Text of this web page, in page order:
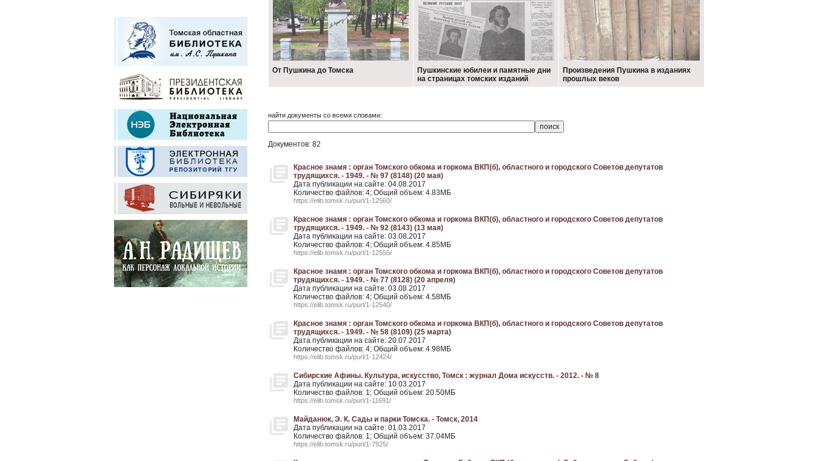
От Пушкина до Томска
Пушкинские юбилеи и памятные дни
на страницах томских изданий
Произведения Пушкина в изданиях
прошлых веков
найти документы со всеми словами:
Документов: 82
Красное знамя : орган Томского обкома и горкома ВКП(б), областного и городского Советов депутатов
трудящихся. - 1949. - № 97 (8148) (20 мая)
Дата публикации на сайте: 04.08.2017
Количество файлов: 4; Общий объем: 4.83МБ
https://elib.tomsk.ru/purl/1-12560/
Красное знамя : орган Томского обкома и горкома ВКП(б), областного и городского Советов депутатов
трудящихся. - 1949. - № 92 (8143) (13 мая)
Дата публикации на сайте: 03.08.2017
Количество файлов: 4; Общий объем: 4.85МБ
https://elib.tomsk.ru/purl/1-12555/
Красное знамя : орган Томского обкома и горкома ВКП(б), областного и городского Советов депутатов
трудящихся. - 1949. - № 77 (8128) (20 апреля)
Дата публикации на сайте: 03.08.2017
Количество файлов: 4; Общий объем: 4.58МБ
https://elib.tomsk.ru/purl/1-12540/
Красное знамя : орган Томского обкома и горкома ВКП(б), областного и городского Советов депутатов
трудящихся. - 1949. - № 58 (8109) (25 марта)
Дата публикации на сайте: 20.07.2017
Количество файлов: 4; Общий объем: 4.98МБ
https://elib.tomsk.ru/purl/1-12424/
Сибирские Афины. Культура, искусство, Томск : журнал Дома искусств. - 2012. - № 8
Дата публикации на сайте: 10.03.2017
Количество файлов: 1; Общий объем: 20.50МБ
https://elib.tomsk.ru/purl/1-11691/
Майданюк, Э. К. Сады и парки Томска. - Томск, 2014
Дата публикации на сайте: 01.03.2017
Количество файлов: 1; Общий объем: 37.04МБ
https://elib.tomsk.ru/purl/1-7925/